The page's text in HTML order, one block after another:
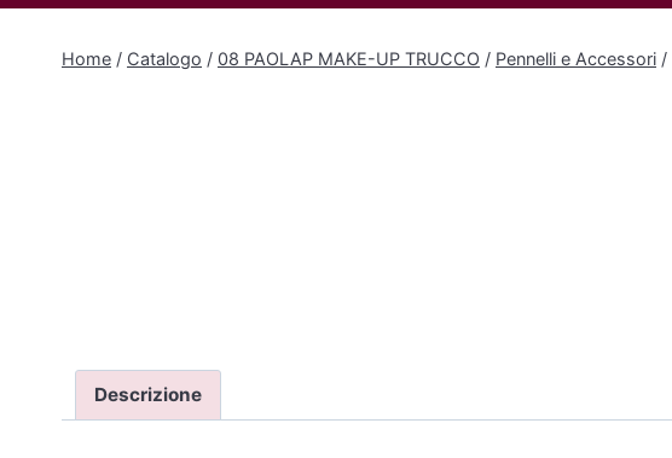
Home / Catalogo / 08 PAOLAP MAKE-UP TRUCCO / Pennelli e Accessori /
Descrizione